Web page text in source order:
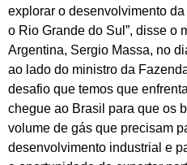
explorar o desenvolvimento
o Rio Grande do Sul”, disse o
Argentina, Sergio Massa, no
ao lado do ministro da
desafio que temos que
chegue ao Brasil para que os
volume de gás que precisam
desenvolvimento industrial e